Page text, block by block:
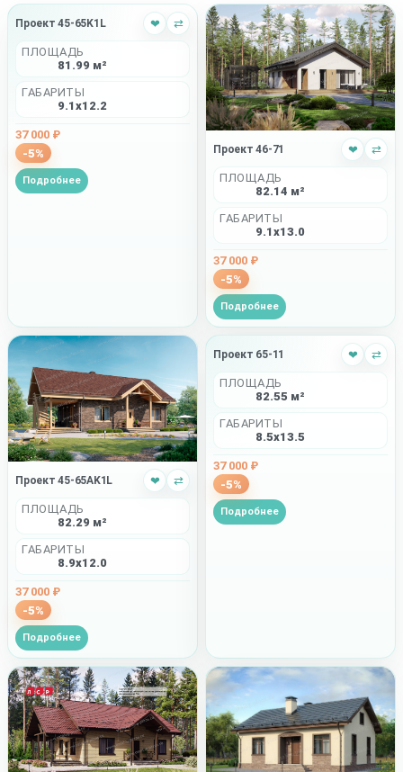
Проект 45-65K1L ❤ ⇄
ПЛОЩАДЬ
81.99 м²
ГАБАРИТЫ
9.1x12.2
37 000 ₽
-5%
Подробнее
Проект 46-71 ❤ ⇄
ПЛОЩАДЬ
82.14 м²
ГАБАРИТЫ
9.1x13.0
37 000 ₽
-5%
Подробнее
Проект 45-65AK1L ❤ ⇄
ПЛОЩАДЬ
82.29 м²
ГАБАРИТЫ
8.9x12.0
37 000 ₽
-5%
Подробнее
Проект 65-11 ❤ ⇄
ПЛОЩАДЬ
82.55 м²
ГАБАРИТЫ
8.5x13.5
37 000 ₽
-5%
Подробнее